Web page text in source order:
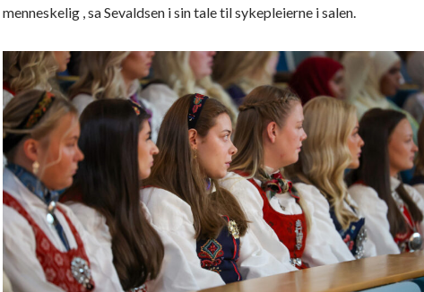
menneskelig , sa Sevaldsen i sin tale til sykepleierne i salen.